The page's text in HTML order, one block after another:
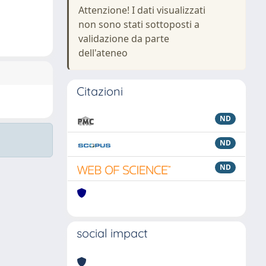
Attenzione! I dati visualizzati
non sono stati sottoposti a
validazione da parte
dell'ateneo
Citazioni
ND
ND
ND
social impact